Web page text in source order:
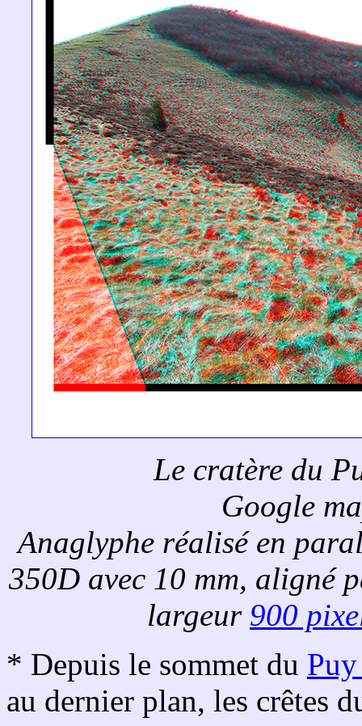
Le cratère du
Google
Anaglyphe réalisé en
350D avec 10 mm, aligné
largeur 900
* Depuis le sommet du
au dernier plan, les crêtes